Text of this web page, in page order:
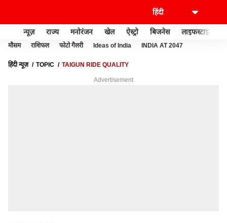
न्यूज़ राज्य मनोरंजन खेल ऐस्ट्रो बिजनेस लाइफस्टाइल
मौसम राशिफल फोटो गैलरी Ideas of India INDIA AT 2047
हिंदी न्यूज़ TOPIC TAIGUN RIDE QUALITY
Advertisement